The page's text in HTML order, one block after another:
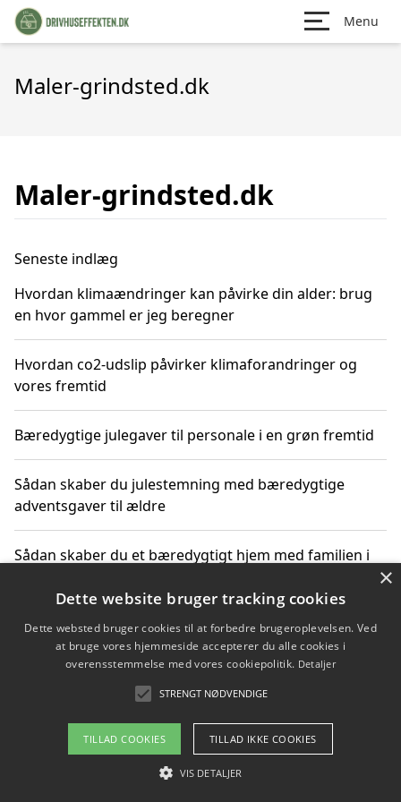
Menu
Maler-grindsted.dk
Maler-grindsted.dk
Seneste indlæg
Hvordan klimaændringer kan påvirke din alder: brug
en hvor gammel er jeg beregner
Hvordan co2-udslip påvirker klimaforandringer og
vores fremtid
Bæredygtige julegaver til personale i en grøn fremtid
Sådan skaber du julestemning med bæredygtige
adventsgaver til ældre
Sådan skaber du et bæredygtigt hjem med familien i
Copyright 2026 - Pilanto Aps
Om / kontakt
×
Dette website bruger tracking cookies
Dette websted bruger cookies til at forbedre brugeroplevelsen. Ved
at bruge vores hjemmeside accepterer du alle cookies i
overensstemmelse med vores cookiepolitik. Detaljer
STRENGT NØDVENDIGE
TILLAD COOKIES TILLAD IKKE COOKIES
VIS DETALJER